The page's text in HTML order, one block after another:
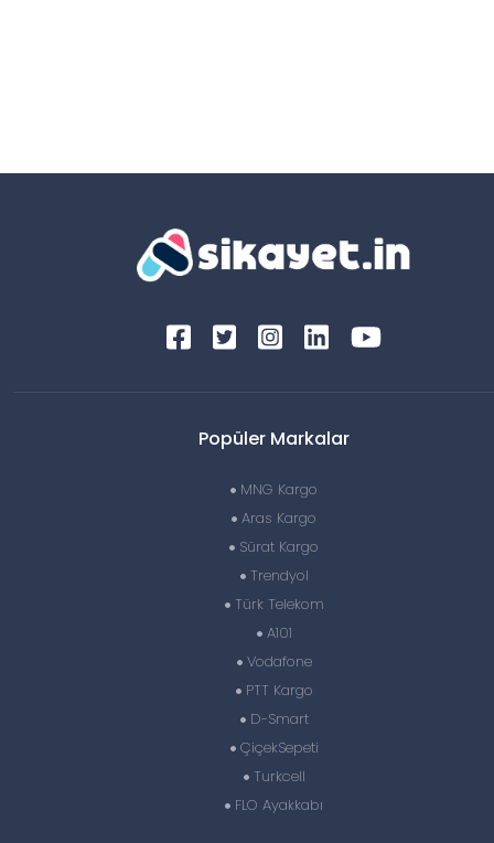
Popüler Markalar
MNG Kargo
Aras Kargo
Sürat Kargo
Trendyol
Türk Telekom
A101
Vodafone
PTT Kargo
D-Smart
ÇiçekSepeti
Turkcell
FLO Ayakkabı